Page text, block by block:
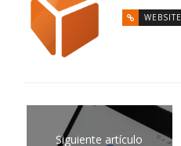
WEBSITE
Siguiente artículo